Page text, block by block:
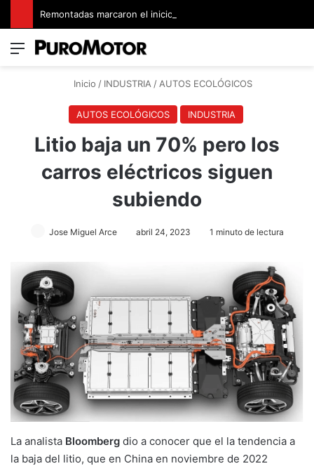
Menú
Inicio / INDUSTRIA/AUTOS ECOLÓGICOS
AUTOS ECOLÓGICOS INDUSTRIA
Litio baja un 70% pero los
carros eléctricos siguen
subiendo
Jose Miguel Arce abril 24, 2023 1 minuto de lectura
La analista Bloomberg dio a conocer que el la tendencia a
la baja del litio, que en China en noviembre de 2022